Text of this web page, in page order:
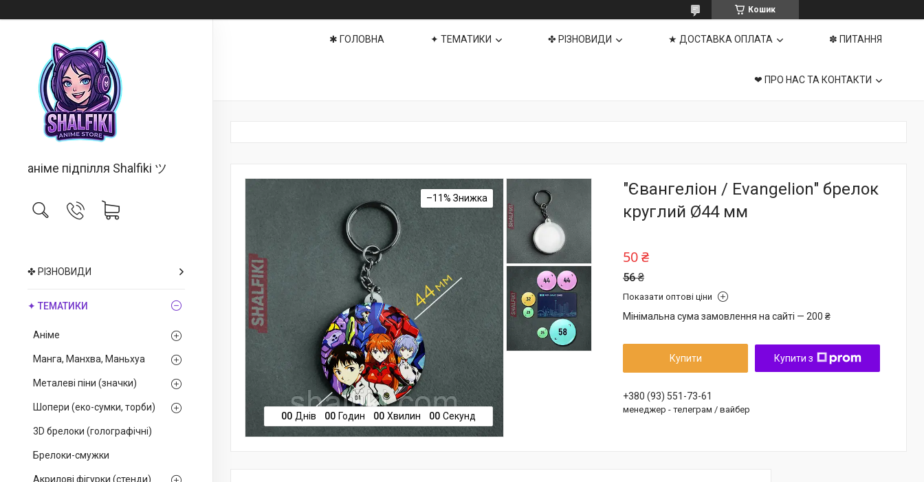
Кошик
аніме підпілля Shalfiki ツ
✤ РІЗНОВИДИ
✦ ТЕМАТИКИ
Аніме
Манга, Манхва, Маньхуа
Металеві піни (значки)
Шопери (еко-сумки, торби)
3D брелоки (голографічні)
Брелоки-смужки
Акрилові фігурки (стенди)
✱ ГОЛОВНА ✦ ТЕМАТИКИ ✤ РІЗНОВИДИ ★ ДОСТАВКА ОПЛАТА ✽ ПИТАННЯ
❤ ПРО НАС ТА КОНТАКТИ
–11%
00 Днів 00 Годин 00 Хвилин 00 Секунд
"Євангеліон / Evangelion" брелок
круглий Ø44 мм
56 ₴
50 ₴
Показати оптові ціни
Мінімальна сума замовлення на сайті — 200 ₴
Купити Купити з
+380 (93) 551-73-61
менеджер - телеграм / вайбер